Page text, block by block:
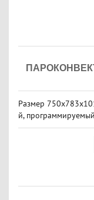
Размер
й, программируемый